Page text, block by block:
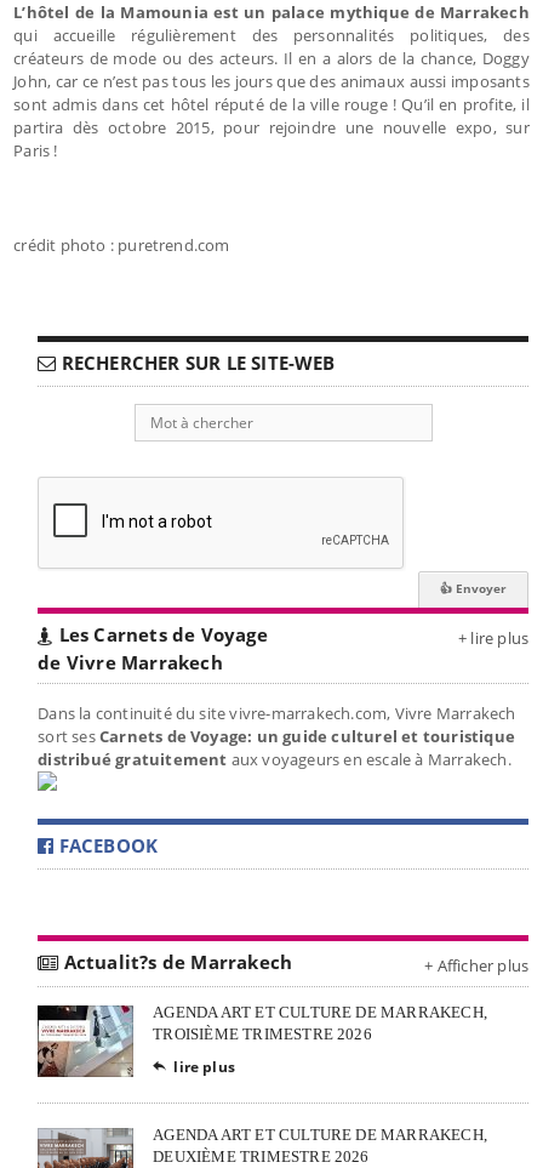
L’hôtel de la Mamounia est un palace mythique de Marrakech
qui accueille régulièrement des personnalités politiques, des
créateurs de mode ou des acteurs. Il en a alors de la chance, Doggy
John, car ce n’est pas tous les jours que des animaux aussi imposants
sont admis dans cet hôtel réputé de la ville rouge ! Qu’il en profite, il
partira dès octobre 2015, pour rejoindre une nouvelle expo, sur
Paris !
crédit photo : puretrend.com
RECHERCHER SUR LE SITE-WEB
Les Carnets de Voyage
de Vivre Marrakech
+ lire plus
Dans la continuité du site vivre-marrakech.com, Vivre Marrakech
sort sesCarnets de Voyage: un guide culturel et touristique
distribué gratuitement aux voyageurs en escale à Marrakech.
FACEBOOK
Actualit?s de Marrakech + Afficher plus
AGENDA ART ET CULTURE DE MARRAKECH,
TROISIÈME TRIMESTRE 2026
 lire plus
AGENDA ART ET CULTURE DE MARRAKECH,
DEUXIÈME TRIMESTRE 2026